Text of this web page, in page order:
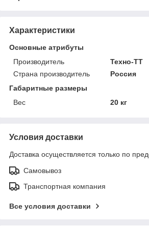
Характеристики
Основные атрибуты
Производитель
Техно-ТТ
Страна производитель
Россия
Габаритные размеры
Вес
20 кг
Условия доставки
Доставка осуществляется только по
Самовывоз
Транспортная компания
Все условия доставки